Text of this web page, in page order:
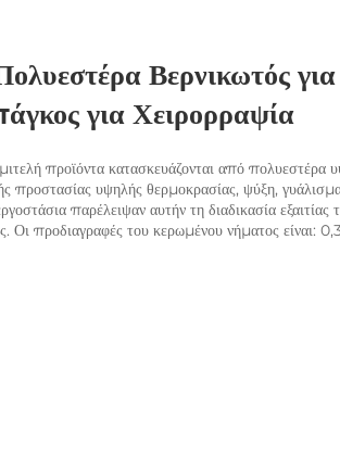
Βερνικωτός
για Χειρορραψία
προϊόντα κατασκευάζονται από πολυεστέρα
υψηλής θερμοκρασίας, ψύξη,
παρέλειψαν αυτήν τη διαδικασία
Οι προδιαγραφές του κερωμένου